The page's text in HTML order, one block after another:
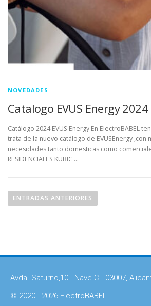
NOVEDADES
Catalogo EVUS Energy 2024
Catálogo 2024 EVUS Energy En ElectroBABEL
trata de la nuevo catálogo de EVUSEnergy
necesidades tanto domesticas como
RESIDENCIALES KUBIC …
ENTRADAS ANTERIORES
Avda. Saturno,10 - Nave C - 03007,
© 2020 - 2026 ElectroBABEL